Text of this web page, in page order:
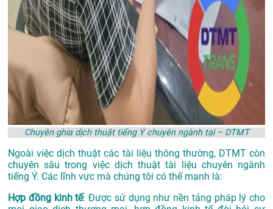
Chuyên ghia dịch thuật tiếng Ý chuyên ngành tại – DTMT
Ngoài việc dịch thuật các tài liệu thông thường, DTMT còn
chuyên sâu trong việc dịch thuật tài liệu chuyên ngành
tiếng Ý. Các lĩnh vực mà chúng tôi có thế mạnh là:
Hợp đồng kinh tế: Được sử dụng như nền tảng pháp lý cho